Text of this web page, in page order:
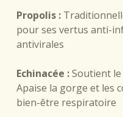
Propolis :
pour ses vertus anti-
antivirales
Echinacée :Soutient le
Apaise la gorge et les
bien-être respiratoire